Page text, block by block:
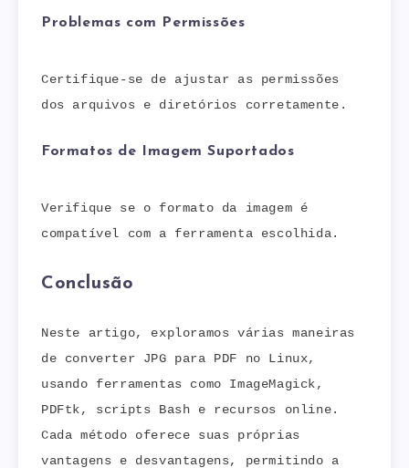
Problemas com Permissões
Certifique-se de ajustar as permissões
dos arquivos e diretórios corretamente.
Formatos de Imagem Suportados
Verifique se o formato da imagem é
compatível com a ferramenta escolhida.
Conclusão
Neste artigo, exploramos várias maneiras
de converter JPG para PDF no Linux,
usando ferramentas como ImageMagick,
PDFtk, scripts Bash e recursos online.
Cada método oferece suas próprias
vantagens e desvantagens, permitindo a